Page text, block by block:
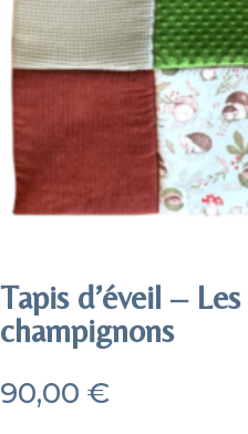
Tapis d’éveil –
champignons
90,00 €